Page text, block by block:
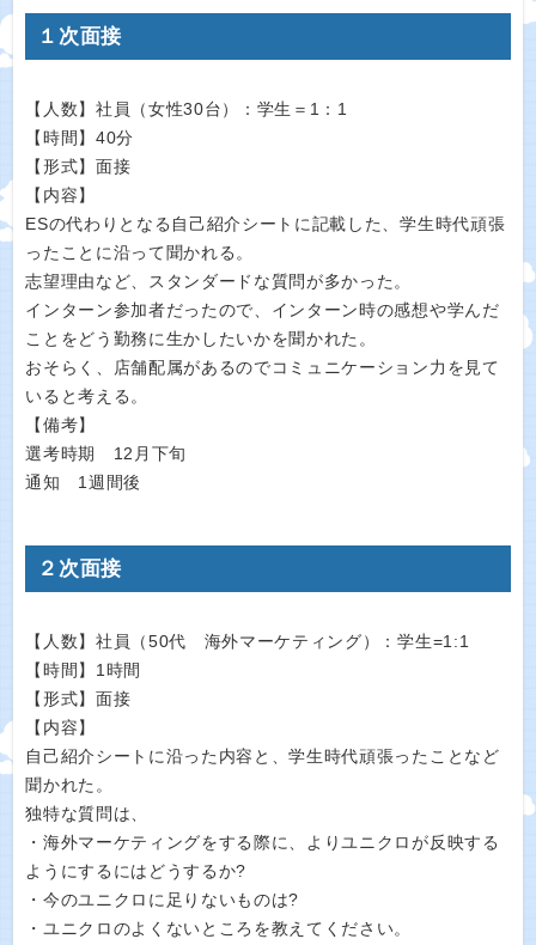
１次面接
【人数】社員（女性30台）：学生＝1：1
【時間】40分
【形式】面接
【内容】
ESの代わりとなる自己紹介シートに記載した、学生時代頑張
ったことに沿って聞かれる。
志望理由など、スタンダードな質問が多かった。
インターン参加者だったので、インターン時の感想や学んだ
ことをどう勤務に生かしたいかを聞かれた。
おそらく、店舗配属があるのでコミュニケーション力を見て
いると考える。
【備考】
選考時期 12月下旬
通知 1週間後
２次面接
【人数】社員（50代 海外マーケティング）：学生=1:1
【時間】1時間
【形式】面接
【内容】
自己紹介シートに沿った内容と、学生時代頑張ったことなど
聞かれた。
独特な質問は、
・海外マーケティングをする際に、よりユニクロが反映する
ようにするにはどうするか?
・今のユニクロに足りないものは?
・ユニクロのよくないところを教えてください。